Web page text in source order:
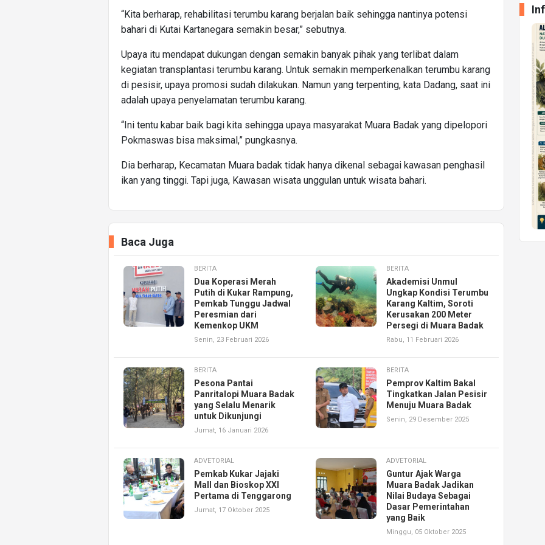
“Kita berharap, rehabilitasi terumbu karang berjalan baik sehingga nantinya potensi
bahari di Kutai Kartanegara semakin besar,” sebutnya.
Upaya itu mendapat dukungan dengan semakin banyak pihak yang terlibat dalam
kegiatan transplantasi terumbu karang. Untuk semakin memperkenalkan terumbu karang
di pesisir, upaya promosi sudah dilakukan. Namun yang terpenting, kata Dadang, saat ini
adalah upaya penyelamatan terumbu karang.
“Ini tentu kabar baik bagi kita sehingga upaya masyarakat Muara Badak yang dipelopori
Pokmaswas bisa maksimal,” pungkasnya.
Dia berharap, Kecamatan Muara badak tidak hanya dikenal sebagai kawasan penghasil
ikan yang tinggi. Tapi juga, Kawasan wisata unggulan untuk wisata bahari.
Baca Juga
BERITA
Dua Koperasi Merah
Putih di Kukar Rampung,
Pemkab Tunggu Jadwal
Peresmian dari
Kemenkop UKM
Senin, 23 Februari 2026
BERITA
Akademisi Unmul
Ungkap Kondisi Terumbu
Karang Kaltim, Soroti
Kerusakan 200 Meter
Persegi di Muara Badak
Rabu, 11 Februari 2026
BERITA
Pesona Pantai
Panritalopi Muara Badak
yang Selalu Menarik
untuk Dikunjungi
Jumat, 16 Januari 2026
BERITA
Pemprov Kaltim Bakal
Tingkatkan Jalan Pesisir
Menuju Muara Badak
Senin, 29 Desember 2025
ADVETORIAL
Pemkab Kukar Jajaki
Mall dan Bioskop XXI
Pertama di Tenggarong
Jumat, 17 Oktober 2025
ADVETORIAL
Guntur Ajak Warga
Muara Badak Jadikan
Nilai Budaya Sebagai
Dasar Pemerintahan
yang Baik
Minggu, 05 Oktober 2025